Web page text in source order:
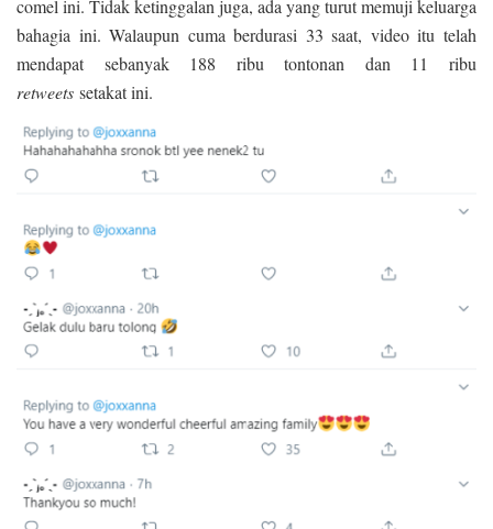
comel ini. Tidak ketinggalan juga, ada yang turut memuji keluarga
bahagia ini. Walaupun cuma berdurasi 33 saat, video itu telah
mendapat sebanyak 188 ribu tontonan dan 11 ribu
retweets setakat ini.